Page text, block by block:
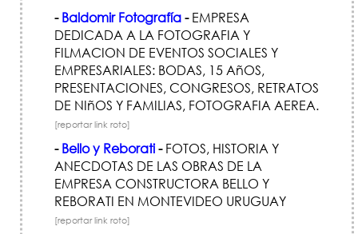
- Baldomir Fotografía-EMPRESA
DEDICADA A LA FOTOGRAFIA Y
FILMACION DE EVENTOS SOCIALES Y
EMPRESARIALES: BODAS, 15 AñOS,
PRESENTACIONES, CONGRESOS, RETRATOS
DE NIñOS Y FAMILIAS, FOTOGRAFIA AEREA.
[reportar link roto]
- Bello y Reborati-FOTOS, HISTORIA Y
ANECDOTAS DE LAS OBRAS DE LA
EMPRESA CONSTRUCTORA BELLO Y
REBORATI EN MONTEVIDEO URUGUAY
[reportar link roto]